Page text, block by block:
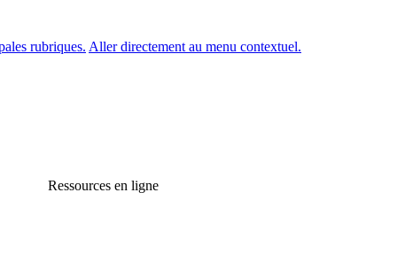
rubriques. Aller directement au menu contextuel.
Ressources en ligne